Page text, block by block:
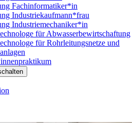
Fachinformatiker*in
Industriekaufmann*frau
Industriemechaniker*in
für Abwasserbewirtschaftung
für Rohrleitungsnetze und